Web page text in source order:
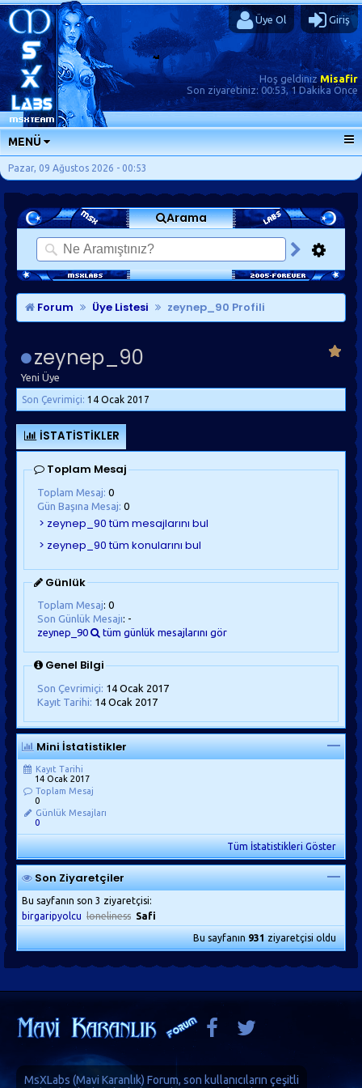
Üye Ol Giriş
Hoş geldinizMisafir
Son ziyaretiniz: 00:53, 1 Dakika Önce
MENÜ
ANA SAYFA
FORUMLAR
SORU-CEVAP
GÜNLÜKLER
SON MESAJLAR
KISAYOLLAR
Pazar, 09 Ağustos 2026 - 00:53
Arama
Forum Üye Listesi zeynep_90 Profili
zeynep_90
Yeni Üye
Son Çevrimiçi: 14 Ocak 2017
İSTATISTIKLER
Toplam Mesaj
Toplam Mesaj: 0
Gün Başına Mesaj: 0
Günlük
Toplam Mesaj: 0
Son Günlük Mesajı : -
zeynep_90
tüm günlük mesajlarını gör
Genel Bilgi
Son Çevrimiçi: 14 Ocak 2017
Kayıt Tarihi: 14 Ocak 2017
Mini İstatistikler
Kayıt Tarihi
14 Ocak 2017
Toplam Mesaj
0
Günlük Mesajları
0
Tüm İstatistikleri Göster
Son Ziyaretçiler
Bu sayfanın son 3 ziyaretçisi:
birgaripyolcu loneliness Safi
Bu sayfanın931ziyaretçisi oldu
MsXLabs (Mavi Karanlık) Forum, son kullanıcıların çeşitli